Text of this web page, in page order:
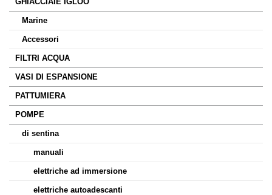
Marine
Accessori
FILTRI ACQUA
VASI DI ESPANSIONE
PATTUMIERA
POMPE
di sentina
manuali
elettriche ad immersione
elettriche autoadescanti